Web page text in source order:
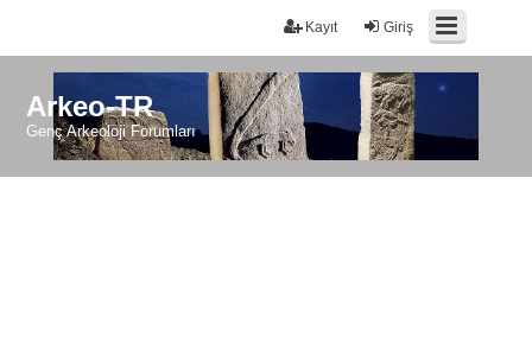
Giriş
Kayıt
Arkeo-TR
Genç Arkeoloji Forumları